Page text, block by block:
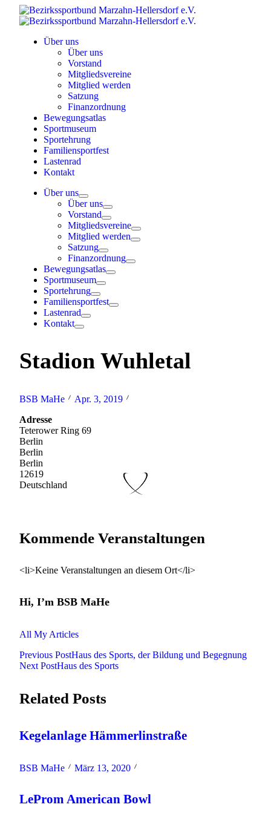
Skip
Über uns
Über uns
Vorstand
Mitgliedsvereine
Mitglied werden
Satzung
Finanzordnung
Bewegungsatlas
Sportmuseum
Sportehrung
Familiensportfest
Lastenrad
Kontakt
Über uns
Über uns
Vorstand
Mitgliedsvereine
Mitglied werden
Satzung
Finanzordnung
Bewegungsatlas
Sportmuseum
Sportehrung
Familiensportfest
Lastenrad
Kontakt
Stadion Wuhletal
BSB MaHe
Apr. 3, 2019
Adresse
Teterower Ring 69
Berlin
Berlin
Berlin
12619
Deutschland
Kommende Veranstaltungen
<li>Keine Veranstaltungen an diesem Ort</li>
Hi, I’m BSB MaHe
All My Articles
<span
screen-
reader-
Previous PostHaus des Sports, der Bildung und Begegnung
Next PostHaus des Sports
Related Posts
Kegelanlage Hämmerlinstraße
BSB MaHe März 13, 2020
LeProm American Bowl